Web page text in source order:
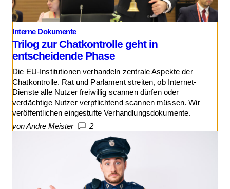
Interne Dokumente
Trilog zur Chatkontrolle geht in
entscheidende Phase
Die EU-Institutionen verhandeln zentrale Aspekte der
Chatkontrolle. Rat und Parlament streiten, ob Internet-
Dienste alle Nutzer freiwillig scannen dürfen oder
verdächtige Nutzer verpflichtend scannen müssen. Wir
veröffentlichen eingestufte Verhandlungsdokumente.
von Andre Meister
2